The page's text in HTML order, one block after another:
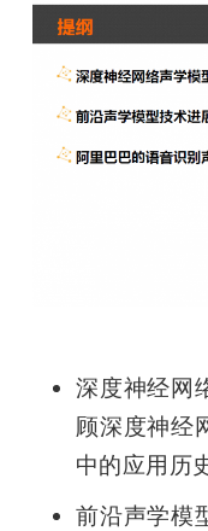
深度神经网
顾深度神经
中的应用历
前沿声学模